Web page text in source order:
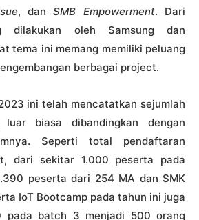
, danSMB Empowerment. Dari
dilakukan oleh Samsung dan
tema ini memang memiliki peluang
berbagai project.
ini telah mencatatkan sejumlah
luar biasa dibandingkan dengan
Seperti total pendaftaran
dari sekitar 1.000 peserta pada
peserta dari 254 MA dan SMK
IoT Bootcamp pada tahun ini juga
pada batch 3 menjadi 500 orang